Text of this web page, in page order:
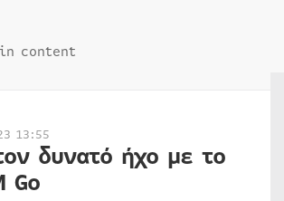
content
13:55
δυνατό ήχο με το
Go